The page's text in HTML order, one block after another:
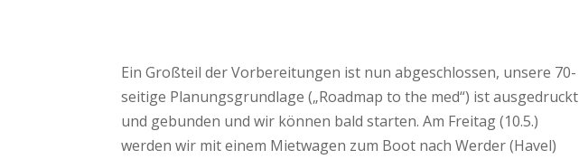
Ein Großteil der Vorbereitungen ist nun abgeschlossen, unsere 70-
seitige Planungsgrundlage („Roadmap to the med“) ist ausgedruckt
und gebunden und wir können bald starten. Am Freitag (10.5.)
werden wir mit einem Mietwagen zum Boot nach Werder (Havel)